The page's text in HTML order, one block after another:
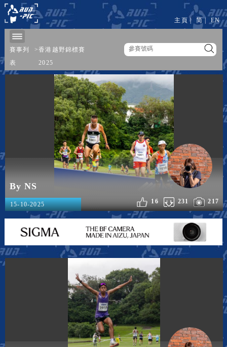
賽事列
表
>香港越野錦標賽
2025
主頁 | 简| EN
By NS
217
231
16
15-10-2025